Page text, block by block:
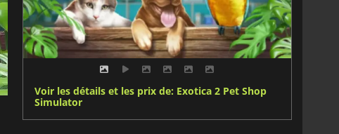
Voir les détails et les prix de: Exotica 2 Pet Shop
Simulator